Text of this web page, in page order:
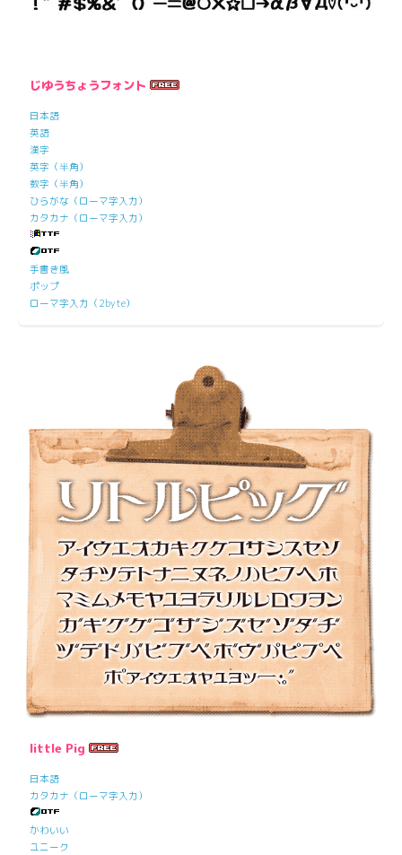
じゆうちょうフォント
日本語
英語
漢字
英字（半角）
数字（半角）
ひらがな（ローマ字入力）
カタカナ（ローマ字入力）
手書き風
ポップ
ローマ字入力（2byte）
little Pig
日本語
カタカナ（ローマ字入力）
かわいい
ユニーク